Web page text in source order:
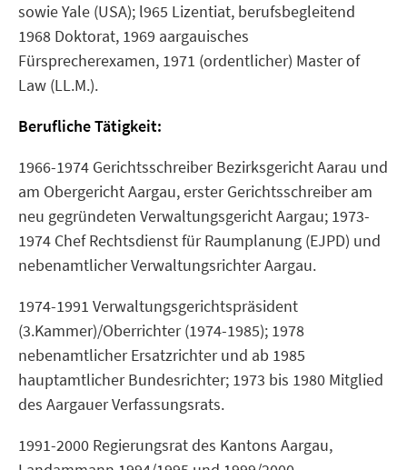
sowie Yale (USA); l965 Lizentiat, berufsbegleitend
1968 Doktorat, 1969 aargauisches
Fürsprecherexamen, 1971 (ordentlicher) Master of
Law (LL.M.).
Berufliche Tätigkeit:
1966-1974 Gerichtsschreiber Bezirksgericht Aarau und
am Obergericht Aargau, erster Gerichtsschreiber am
neu gegründeten Verwaltungsgericht Aargau; 1973-
1974 Chef Rechtsdienst für Raumplanung (EJPD) und
nebenamtlicher Verwaltungsrichter Aargau.
1974-1991 Verwaltungsgerichtspräsident
(3.Kammer)/Oberrichter (1974-1985); 1978
nebenamtlicher Ersatzrichter und ab 1985
hauptamtlicher Bundesrichter; 1973 bis 1980 Mitglied
des Aargauer Verfassungsrats.
1991-2000 Regierungsrat des Kantons Aargau,